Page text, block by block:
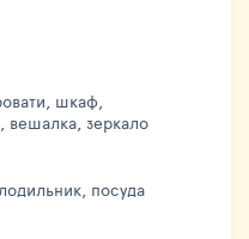
шкаф,
вешалка, зеркало
посуда